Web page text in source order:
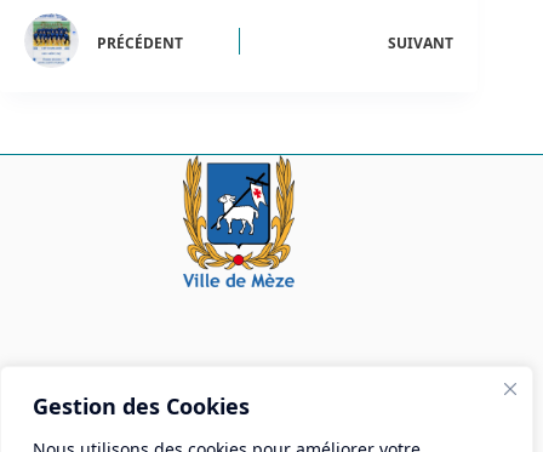
Gestion des Cookies
PRÉCÉDENT SUIVANT
Mairie de Mèze